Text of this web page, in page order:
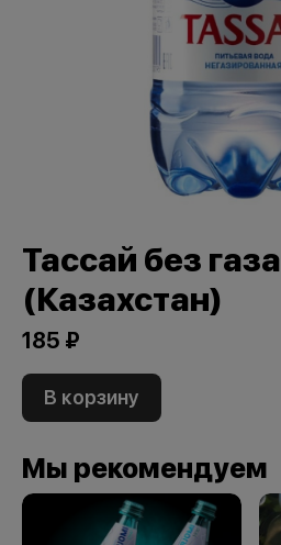
Тассай без газа
(Казахстан)
185 ₽
В корзину
Мы рекомендуем